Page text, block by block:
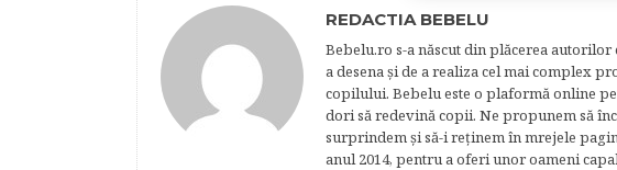
REDACTIA BEBELU
Bebelu.ro s-a născut din plăcerea
a desena şi de a realiza cel mai complex
copilului. Bebelu este o plaformă online
dori să redevină copii. Ne propunem să
surprindem şi să-i reţinem în mrejele
anul 2014, pentru a oferi unor oameni